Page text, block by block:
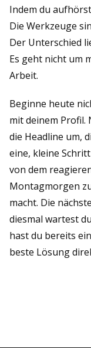
Indem du
Die Werkzeuge
Der Unterschied
Es geht nicht um
Arbeit.
Beginne heute
mit deinem Profil.
die Headline um,
eine, kleine
von dem
Montagmorgen
macht. Die
diesmal wartest
hast du bereits
beste Lösung